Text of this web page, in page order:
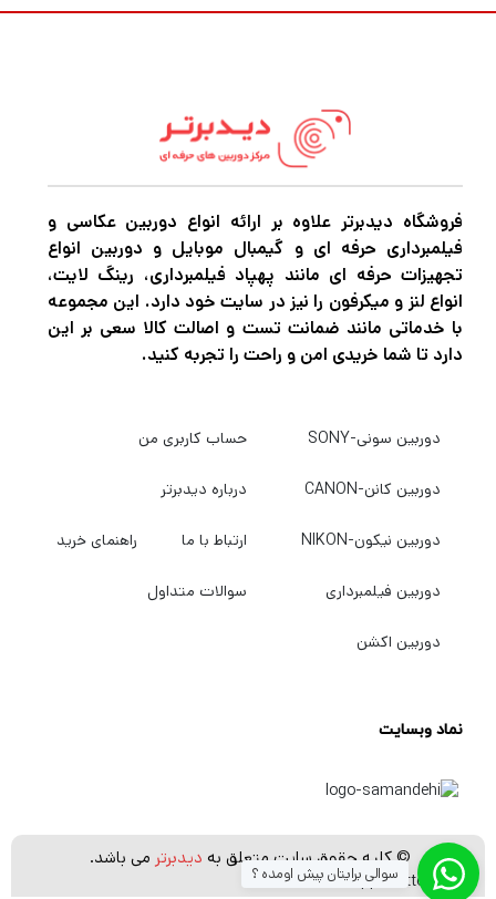
باتری مناسب تأثیر مستقیمی روی عملکرد، دوام و کیفیت کار دستگاه
کاربران بسته به نوع دستگاه می‌توانند بهترین گزینه را انتخاب کنند.
می‌توانید انواع باتری قلمی، نیم قلمی، کتابی و
باتری‌های تخصصی را با بهترین قیمت، ضمانت اصالت و تنوع بالا
مشاهده و خریداری کنید.
باتری چیست؟
باتری منبع تأمین انرژی الکتریکی برای دستگاه‌های مختلف است و در
مدل‌ها و ابعاد متنوعی تولید می‌شود.
تجهیزات عکاسی
کنترل‌ها
اسباب‌بازی
تجهیزات پزشکی
کاربرد گسترده‌ای دارند.
انواع باتری
دستگاه‌های گوناگون قابل استفاده باشند.
فروشگاه دیدبرتر علاوه بر ارائه انواع دوربین عکاسی و
فیلمبرداری حرفه ای و گیمبال موبایل و دوربین انواع
تجهیزات حرفه ای مانند پهپاد فیلمبرداری، رینگ لایت،
انواع لنز و میکرفون را نیز در سایت خود دارد. این مجموعه
با خدماتی مانند ضمانت تست و اصالت کالا سعی بر این
دارد تا شما خریدی امن و راحت را تجربه کنید.
دوربین سونی-SONY
دوربین کانن-CANON
دوربین نیکون-NIKON
دوربین فیلمبرداری
دوربین اکشن
حساب کاربری من
درباره دیدبرتر
ارتباط با ما راهنمای خرید
سوالات متداول
نماد وبسایت
© کلیه حقوق سایت متعلق به دیدبرتر می باشد.
[whatsapp_buttons] سوالی برایتان پیش اومده ؟